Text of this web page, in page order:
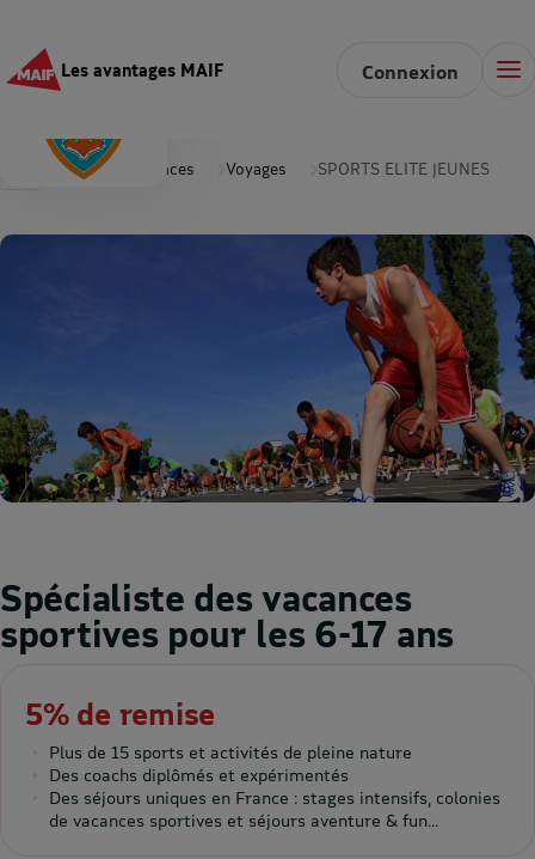
Les avantages MAIF Connexion
Accueil Vacances Voyages SPORTS ELITE JEUNES
Spécialiste des vacances
sportives pour les 6-17 ans
5% de remise
Plus de 15 sports et activités de pleine nature
Des coachs diplômés et expérimentés
Des séjours uniques en France : stages intensifs, colonies
de vacances sportives et séjours aventure & fun...